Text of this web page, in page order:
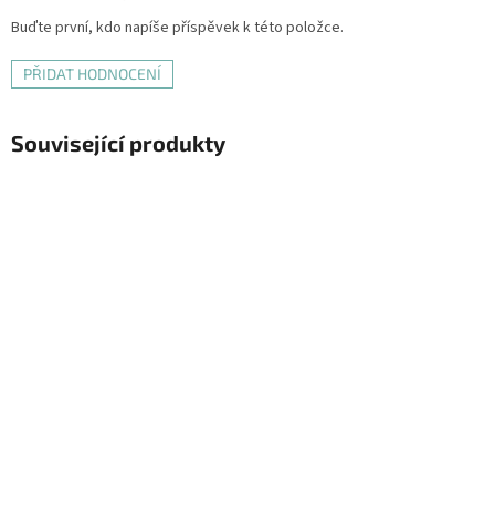
Buďte první, kdo napíše příspěvek k této položce.
PŘIDAT HODNOCENÍ
Související produkty